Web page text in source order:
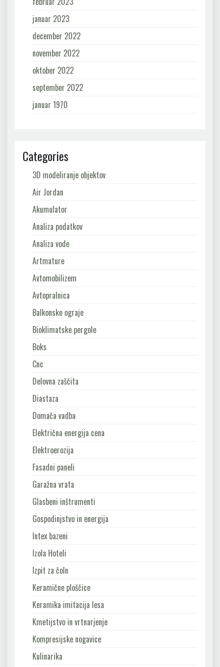
januar 2023
december 2022
november 2022
oktober 2022
september 2022
januar 1970
Categories
3D modeliranje objektov
Air Jordan
Akumulator
Analiza podatkov
Analiza vode
Artmature
Avtomobilizem
Avtopralnica
Balkonske ograje
Bioklimatske pergole
Boks
Cnc
Delovna zaščita
Diastaza
Domača vadba
Električna energija cena
Elektroerozija
Fasadni paneli
Garažna vrata
Glasbeni inštrumenti
Gospodinjstvo in energija
Intex bazeni
Izola Hoteli
Izpit za čoln
Keramične ploščice
Keramika imitacija lesa
Kmetijstvo in vrtnarjenje
Kompresijske nogavice
Kulinarika